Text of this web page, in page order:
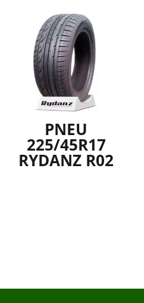
PNEU
225/45R17
RYDANZ R02